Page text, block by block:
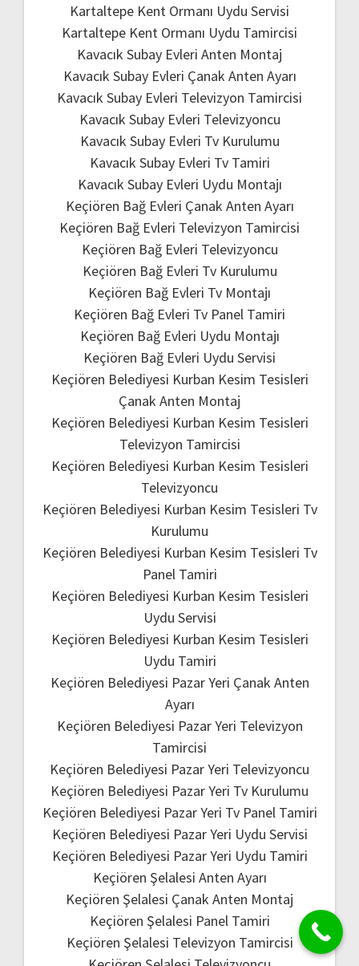
Kartaltepe Kent Ormanı Uydu Servisi
Kartaltepe Kent Ormanı Uydu Tamircisi
Kavacık Subay Evleri Anten Montaj
Kavacık Subay Evleri Çanak Anten Ayarı
Kavacık Subay Evleri Televizyon Tamircisi
Kavacık Subay Evleri Televizyoncu
Kavacık Subay Evleri Tv Kurulumu
Kavacık Subay Evleri Tv Tamiri
Kavacık Subay Evleri Uydu Montajı
Keçiören Bağ Evleri Çanak Anten Ayarı
Keçiören Bağ Evleri Televizyon Tamircisi
Keçiören Bağ Evleri Televizyoncu
Keçiören Bağ Evleri Tv Kurulumu
Keçiören Bağ Evleri Tv Montajı
Keçiören Bağ Evleri Tv Panel Tamiri
Keçiören Bağ Evleri Uydu Montajı
Keçiören Bağ Evleri Uydu Servisi
Keçiören Belediyesi Kurban Kesim Tesisleri
Çanak Anten Montaj
Keçiören Belediyesi Kurban Kesim Tesisleri
Televizyon Tamircisi
Keçiören Belediyesi Kurban Kesim Tesisleri
Televizyoncu
Keçiören Belediyesi Kurban Kesim Tesisleri Tv
Kurulumu
Keçiören Belediyesi Kurban Kesim Tesisleri Tv
Panel Tamiri
Keçiören Belediyesi Kurban Kesim Tesisleri
Uydu Servisi
Keçiören Belediyesi Kurban Kesim Tesisleri
Uydu Tamiri
Keçiören Belediyesi Pazar Yeri Çanak Anten
Ayarı
Keçiören Belediyesi Pazar Yeri Televizyon
Tamircisi
Keçiören Belediyesi Pazar Yeri Televizyoncu
Keçiören Belediyesi Pazar Yeri Tv Kurulumu
Keçiören Belediyesi Pazar Yeri Tv Panel Tamiri
Keçiören Belediyesi Pazar Yeri Uydu Servisi
Keçiören Belediyesi Pazar Yeri Uydu Tamiri
Keçiören Şelalesi Anten Ayarı
Keçiören Şelalesi Çanak Anten Montaj
Keçiören Şelalesi Panel Tamiri
Keçiören Şelalesi Televizyon Tamircisi